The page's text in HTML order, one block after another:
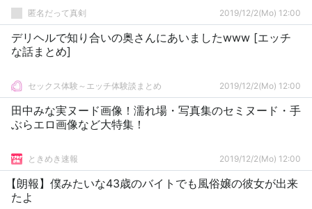
匿名だって真剣 2019/12/2(Mo) 12:00
デリヘルで知り合いの奥さんにあいましたwww [エッチ
な話まとめ]
セックス体験～エッチ体験談まとめ 2019/12/2(Mo) 12:00
田中みな実ヌード画像！濡れ場・写真集のセミヌード・手
ぶらエロ画像など大特集！
ときめき速報 2019/12/2(Mo) 12:00
【朗報】僕みたいな43歳のバイトでも風俗嬢の彼女が出来
たよ